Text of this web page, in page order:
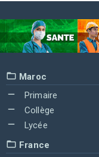
Maroc
Primaire
Collège
Lycée
France